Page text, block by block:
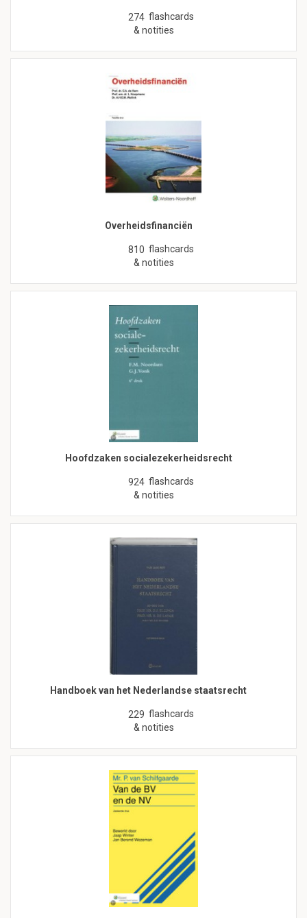
274 flashcards
& notities
Overheidsfinanciën
810 flashcards
& notities
Hoofdzaken socialezekerheidsrecht
924 flashcards
& notities
Handboek van het Nederlandse staatsrecht
229 flashcards
& notities